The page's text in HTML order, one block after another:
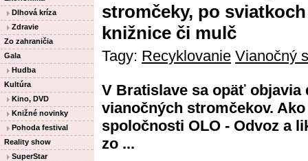
Dlhová kríza
Zdravie
Zo zahraničia
Gala
Hudba
Kultúra
Kino, DVD
Knižné novinky
Pohoda festival
Reality show
SuperStar
stromčeky, po
knižnice či mulč
Tagy: Recyklovanie Vianočný
V Bratislave sa opäť objavia
vianočných stromčekov.
spoločnosti OLO - Odvoz a
zo ...